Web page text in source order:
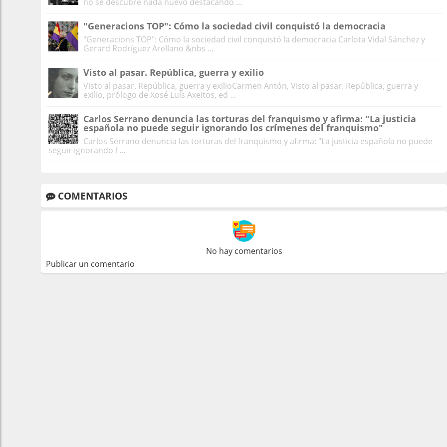
"Generacions TOP": Cómo la sociedad civil conquistó la democracia
"Generacions TOP": Cómo la sociedad civil conquistó la democracia Carlota Vidal Sánchez y
Gerard Rodríguez Arellano &nbs ...
Visto al pasar. República, guerra y exilio
Visto al pasar. República, guerra y exilioCarmen Antón, Visto al pasar. República, guerra y
exilio, prólogo de Xosé Luís Axeitos, ed ...
Carlos Serrano denuncia las torturas del franquismo y afirma: "La justicia
española no puede seguir ignorando los crímenes del franquismo"
Carlos Serrano denuncia las torturas del franquismo y afirma: "La justicia española no puede
seguir ignorando l ...
COMENTARIOS
No hay comentarios
Publicar un comentario